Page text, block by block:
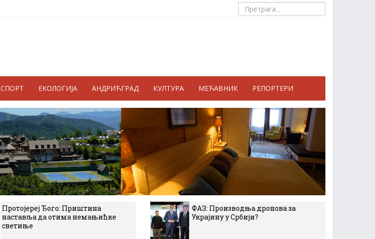
СПОРТ ЕКОЛОГИЈА АНДРИЋГРАД КУЛТУРА МЕЋАВНИК РЕПОРТЕРИ
Протојереј Ђого: Приштина
наставља да отима немањићке
светиње
ФАЗ: Производња дронова за
Украјину у Србији?